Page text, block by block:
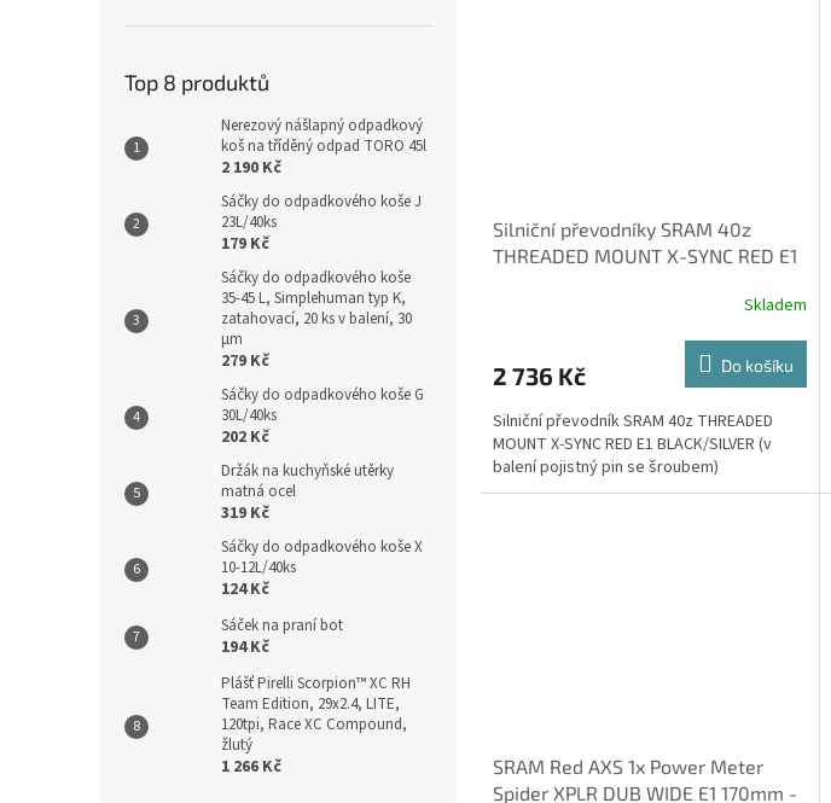
Top 8 produktů
Nerezový nášlapný odpadkový
koš na tříděný odpad TORO 45l
2 190 Kč
Sáčky do odpadkového koše J
23L/40ks
179 Kč
Sáčky do odpadkového koše
35-45 L, Simplehuman typ K,
zatahovací, 20 ks v balení, 30
µm
279 Kč
Sáčky do odpadkového koše G
30L/40ks
202 Kč
Držák na kuchyňské utěrky
matná ocel
319 Kč
Sáčky do odpadkového koše X
10-12L/40ks
124 Kč
Sáček na praní bot
194 Kč
Plášť Pirelli Scorpion™ XC RH
Team Edition, 29x2.4, LITE,
120tpi, Race XC Compound,
žlutý
1 266 Kč
Silniční převodníky SRAM 40z
THREADED MOUNT X-SYNC RED E1
Skladem
2 736 Kč Do košíku
Silniční převodník SRAM 40z THREADED
MOUNT X-SYNC RED E1 BLACK/SILVER (v
balení pojistný pin se šroubem)
SRAM Red AXS 1x Power Meter
Spider XPLR DUB WIDE E1 170mm -